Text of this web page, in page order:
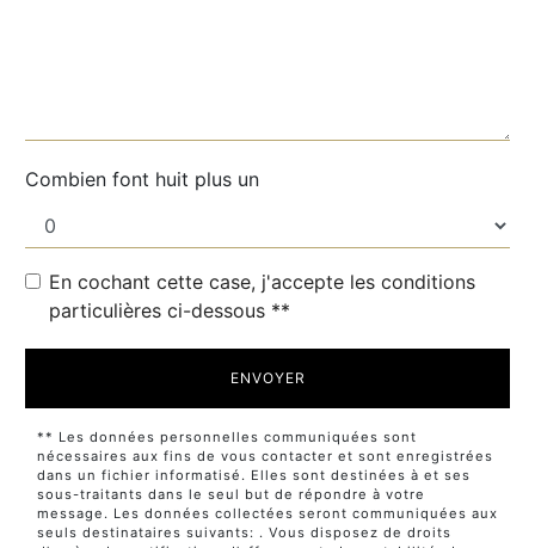
Combien font huit plus un
En cochant cette case, j'accepte les conditions
particulières ci-dessous **
ENVOYER
** Les données personnelles communiquées sont
nécessaires aux fins de vous contacter et sont enregistrées
dans un fichier informatisé. Elles sont destinées à et ses
sous-traitants dans le seul but de répondre à votre
message. Les données collectées seront communiquées aux
seuls destinataires suivants: . Vous disposez de droits